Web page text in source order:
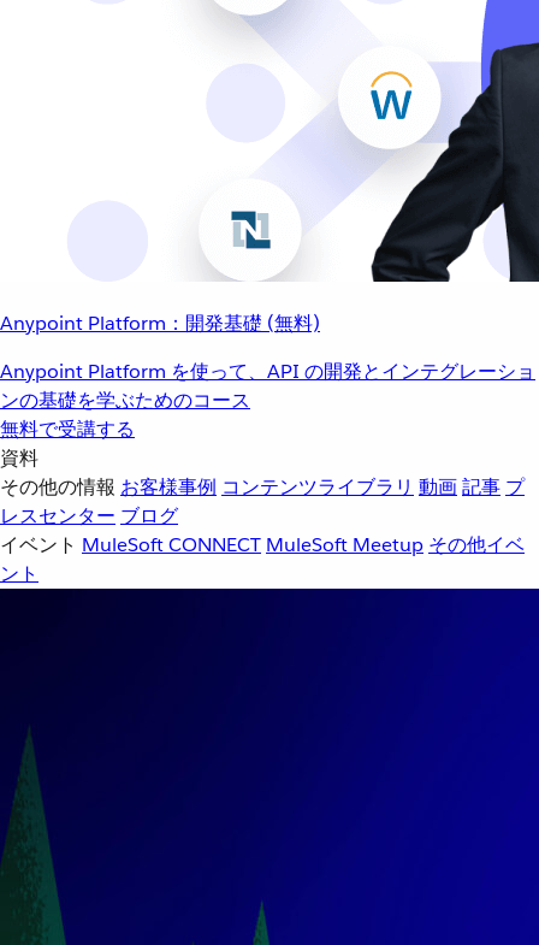
Anypoint Platform：開発基礎 (無料)
Anypoint Platform を使って、API の開発とインテグレーショ
ンの基礎を学ぶためのコース
無料で受講する
資料
その他の情報 お客様事例 コンテンツライブラリ 動画記事 プ
レスセンター ブログ
イベント MuleSoft CONNECT MuleSoft Meetup その他イベ
ント